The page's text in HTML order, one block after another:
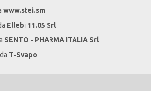
www.stei.sm
Ellebi 11.05 Srl
SENTO - PHARMA ITALIA Srl
T-Svapo